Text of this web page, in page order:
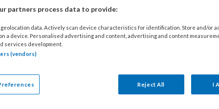
bij FTD
vorm van dementie die onder meer
partners process data to provide:
data. Actively scan device characteristics for identification. Store and/or
a device. Personalised advertising and content, advertising and content
services development.
(vendors)
Reject All I